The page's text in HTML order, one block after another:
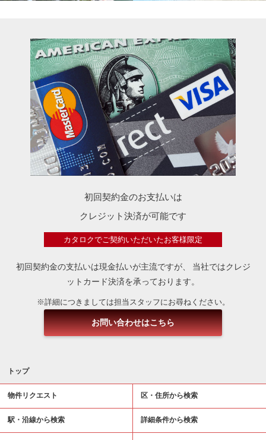
初回契約金のお支払いは
クレジット決済が可能です
カタロクでご契約いただいたお客様限定
初回契約金の支払いは現金払いが主流ですが、
当社ではクレジ
ットカード決済を承っております。
※詳細につきましては担当スタッフにお尋ねください。
お問い合わせはこちら
トップ
物件リクエスト 区・住所から検索
駅・沿線から検索 詳細条件から検索